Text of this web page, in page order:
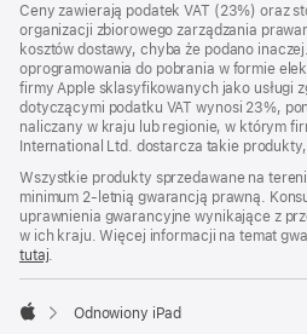
Ceny zawierają podatek VAT (23%) oraz
organizacji zbiorowego zarządzania
kosztów dostawy, chyba że podano
oprogramowania do pobrania w formie
firmy Apple sklasyfikowanych jako usługi
dotyczącymi podatku VAT wynosi 23%,
naliczany w kraju lub regionie, w którym
International Ltd. dostarcza takie
Wszystkie produkty sprzedawane na
minimum 2-letnią gwarancją prawną.
uprawnienia gwarancyjne wynikające z
w ich kraju. Więcej informacji na temat
tutaj
Odnowiony iPad